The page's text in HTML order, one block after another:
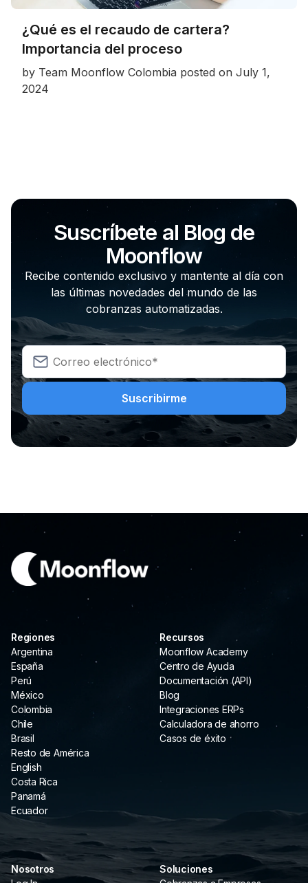
¿Qué es el recaudo de cartera?
Importancia del proceso
by Team Moonflow Colombia posted on July 1,
2024
Suscríbete al Blog de
Moonflow
Recibe contenido exclusivo y mantente al día con
las últimas novedades del mundo de las
cobranzas automatizadas.
Soluciones
Regiones
Argentina
España
Perú
México
Colombia
Chile
Brasil
Resto de América
English
Costa Rica
Panamá
Ecuador
Recursos
Moonflow Academy
Centro de Ayuda
Documentación (API)
Blog
Integraciones ERPs
Calculadora de ahorro
Casos de éxito
Nosotros